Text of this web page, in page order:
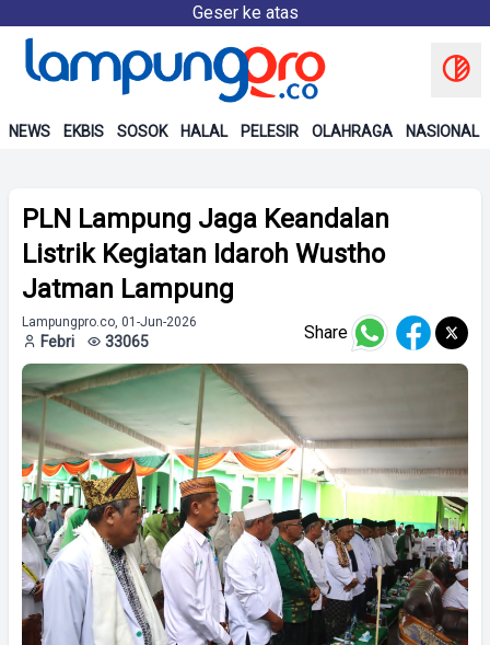
Geser ke atas
NEWS EKBIS SOSOK HALAL PELESIR OLAHRAGA NASIONAL
PLN Lampung Jaga Keandalan
Listrik Kegiatan Idaroh Wustho
Jatman Lampung
Lampungpro.co, 01-Jun-2026
Febri 33065 Share